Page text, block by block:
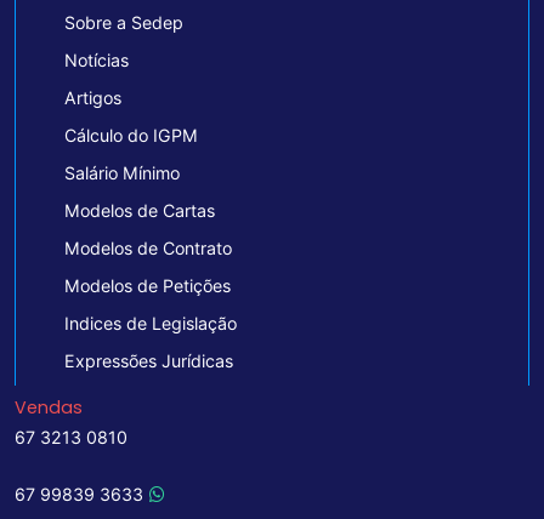
Sobre a Sedep
Notícias
Artigos
Cálculo do IGPM
Salário Mínimo
Modelos de Cartas
Modelos de Contrato
Modelos de Petições
Indices de Legislação
Expressões Jurídicas
Vendas
67 3213 0810
67 99839 3633